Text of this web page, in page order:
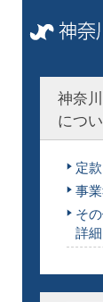
神奈
につ
定款
事
そ
詳細